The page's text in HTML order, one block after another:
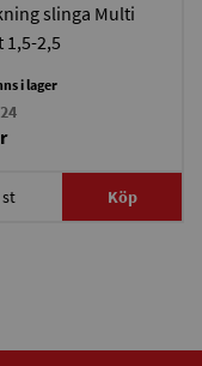
slinga Multi
1,5-2,5
i lager
st Köp